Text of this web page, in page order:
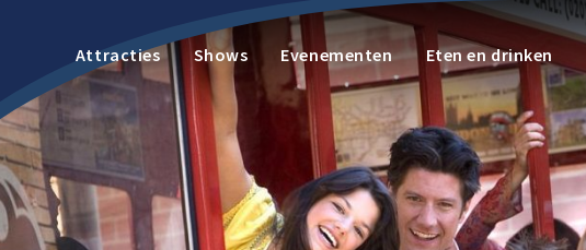
Attracties Shows Evenementen Eten en drinken